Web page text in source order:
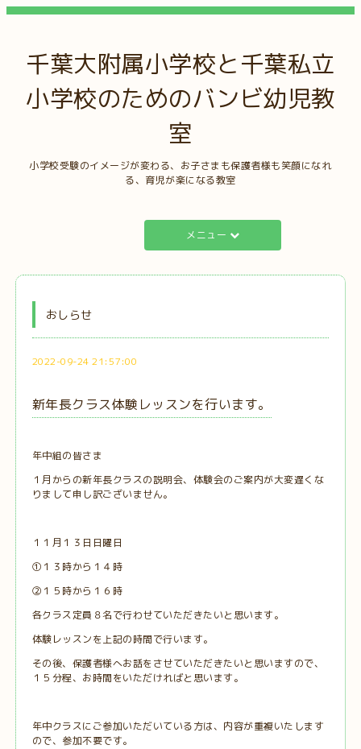
千葉大附属小学校と千葉私立
小学校のためのバンビ幼児教
室
小学校受験のイメージが変わる、お子さまも保護者様も笑顔になれ
る、育児が楽になる教室
メニュー
おしらせ
2022-09-24 21:57:00
新年長クラス体験レッスンを行います。
年中組の皆さま
１月からの新年長クラスの説明会、体験会のご案内が大変遅くな
りまして申し訳ございません。
１１月１３日日曜日
①１３時から１４時
②１５時から１６時
各クラス定員８名で行わせていただきたいと思います。
体験レッスンを上記の時間で行います。
その後、保護者様へお話をさせていただきたいと思いますので、
１５分程、お時間をいただければと思います。
年中クラスにご参加いただいている方は、内容が重複いたします
ので、参加不要です。